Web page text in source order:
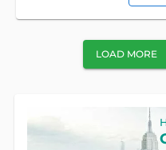
LOAD MORE